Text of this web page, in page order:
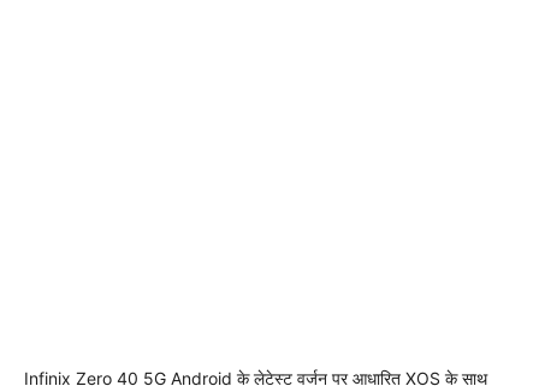
Infinix Zero 40 5G Android के लेटेस्ट वर्जन पर आधारित XOS के साथ